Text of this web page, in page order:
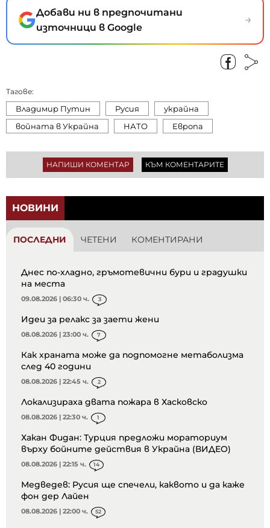
Добави ни в предпочитани
източници в Google
→
Тагове:
Владимир Путин Русия
украйна
войната в Украйна
НАТО Европа
НАПИШИ КОМЕНТАР КЪМ КОМЕНТАРИТЕ
НОВИНИ
ПОСЛЕДНИ ЧЕТЕНИ КОМЕНТИРАНИ
Днес по-хладно, гръмотевични бури и градушки
на места
09.08.2026 | 06:30 ч. 3
Идеи за релакс за заети жени
08.08.2026 | 23:00 ч. 7
Как храната може да подпомогне метаболизма
след 40 години
08.08.2026 | 22:45 ч. 2
Локализираха двата пожара в Хасковско
08.08.2026 | 22:30 ч. 1
Хакан Фидан: Турция предложи мораториум
върху бойните действия в Украйна (ВИДЕО)
08.08.2026 | 22:15 ч. 14
Медведев: Русия ще спечели, каквото и да каже
фон дер Лайен
08.08.2026 | 22:00 ч. 52